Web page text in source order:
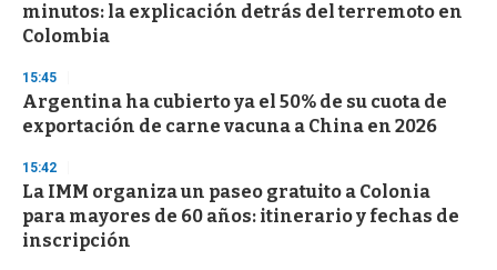
minutos: la explicación detrás del terremoto en
Colombia
15:45
Argentina ha cubierto ya el 50% de su cuota de
exportación de carne vacuna a China en 2026
15:42
La IMM organiza un paseo gratuito a Colonia
para mayores de 60 años: itinerario y fechas de
inscripción